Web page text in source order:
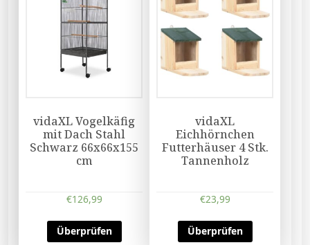
vidaXL Vogelkäfig
mit Dach Stahl
Schwarz 66x66x155
cm
€126,99
Überprüfen
vidaXL
Eichhörnchen
Futterhäuser 4 Stk.
Tannenholz
€23,99
Überprüfen